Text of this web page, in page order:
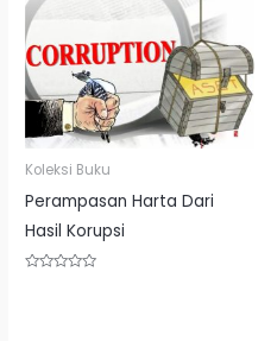
Koleksi Buku
Perampasan Harta Dari
Hasil Korupsi